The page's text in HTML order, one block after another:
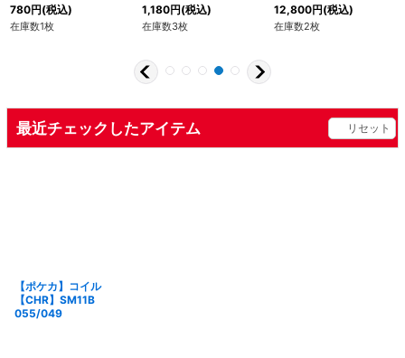
780円(税込)
在庫数1枚
1,180円(税込)
在庫数3枚
12,800円(税込)
在庫数2枚
最近チェックしたアイテム リセット
【ポケカ】コイル
【CHR】SM11B
055/049